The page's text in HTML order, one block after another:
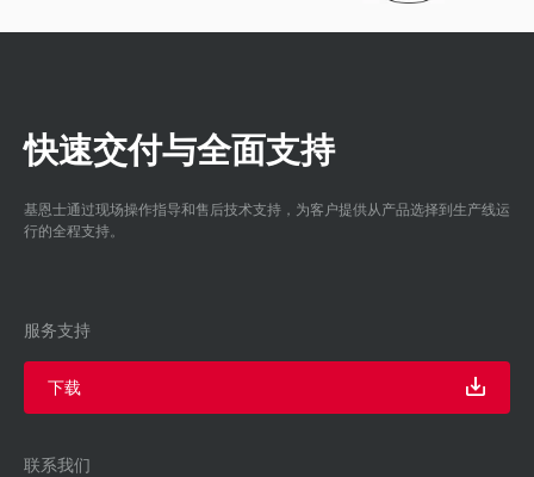
快速交付与全面支持
基恩士通过现场操作指导和售后技术支持，为客户提供从产品选择到生产线运
行的全程支持。
服务支持
下载
联系我们